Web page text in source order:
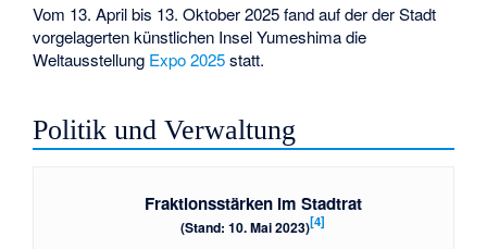
Vom 13. April bis 13. Oktober 2025 fand auf der der Stadt
vorgelagerten künstlichen InselYumeshimadie
Weltausstellung Expo 2025statt.
Politik und Verwaltung
Fraktionsstärken im Stadtrat
(Stand: 10. Mai 2023)[4]